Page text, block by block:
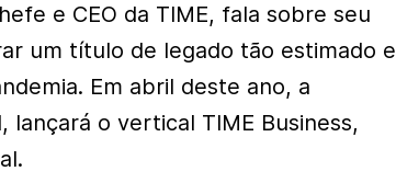
e CEO da TIME, fala sobre seu
um título de legado tão estimado e
Em abril deste ano, a
lançará o vertical TIME Business,